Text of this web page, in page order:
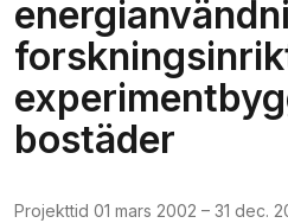
bostäder
Projekttid 01 mars 2002 – 31 dec.